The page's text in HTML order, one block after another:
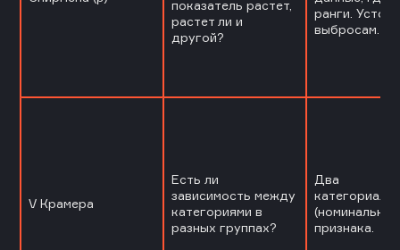
показатель растет,
растет ли и
другой?
ранги.
выбросам.
V Крамера
Есть ли
зависимость между
категориями в
разных группах?
Два
признака.